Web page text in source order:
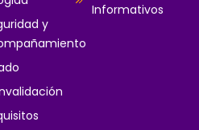
y
Informativos